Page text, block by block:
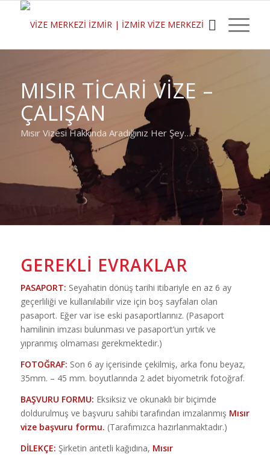
MISIR TICARI VIZE –
ÇALIŞAN
Mısır Vizesi Hakkında Aradığınız Her Şey…
GEREKLI EVRAKLAR
PASAPORT: Seyahatin dönüş tarihi itibariyle en az 6 ay
geçerliliği ve kullanılabilir vize için boş sayfaları olan
pasaport. Eğer var ise eski pasaportlarınız. (Pasaport
hamilinin imzası bulunması ve pasaport’un yırtık ve
yıpranmış olmaması gerekmektedir.)
FOTOĞRAF: Son 6 ay içerisinde çekilmiş, arka fonu beyaz,
35mm. – 45 mm. boyutlarında 2 adet biyometrik fotoğraf.
BAŞVURU FORMU: Eksiksiz ve okunaklı bir biçimde
doldurulmuş ve başvuru sahibi tarafından imzalanmış Mısır
vize başvuru formu. (Tarafımızca hazırlanmaktadır.)
DİLEKÇE: Şirketin antetli kağıdına, Mısır